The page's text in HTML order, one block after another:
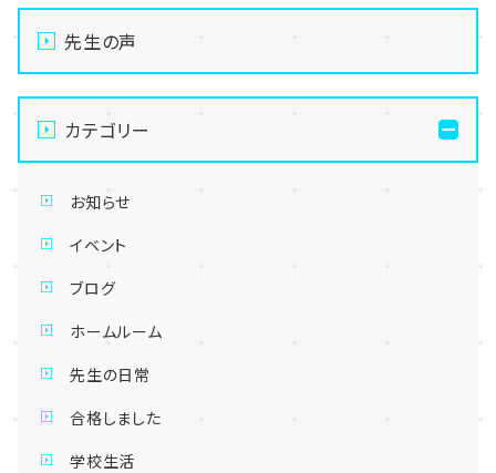
先生の声
カテゴリー
お知らせ
イベント
ブログ
ホームルーム
先生の日常
合格しました
学校生活